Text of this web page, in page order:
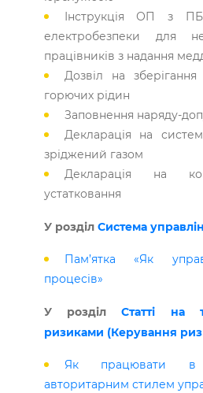
Інструкція ОП з
електробезпеки для
працівників з надання
Дозвіл на
горючих рідин
Заповнення наряду-
Декларація на
зріджений газом
Декларація на
устатковання
У розділ Система
Пам’ятка «Як
процесів»
У розділСтатті на
ризиками (Керування
Як працювати в
авторитарним стилем